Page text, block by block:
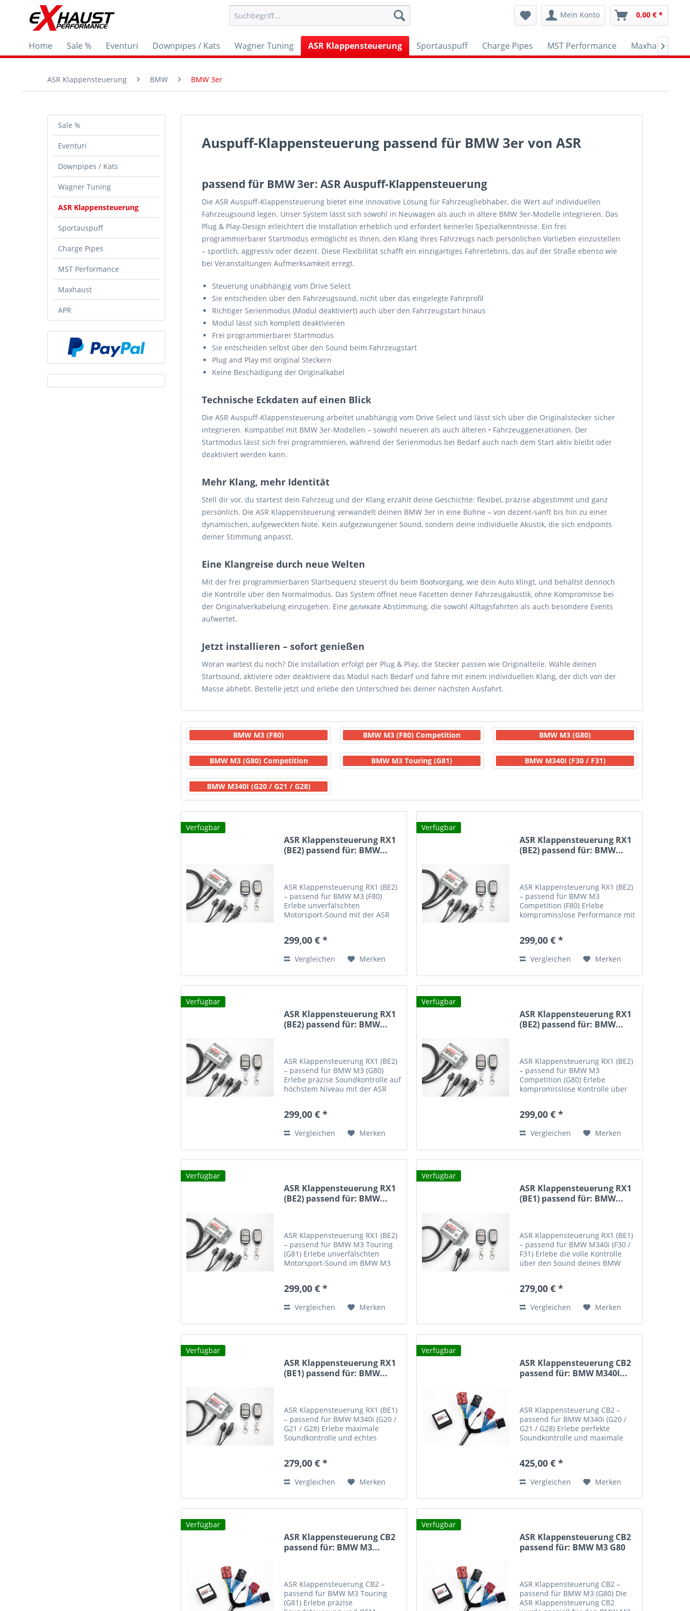
Mein Konto 0,00 € *
Home Sale % Eventuri Downpipes / Kats Wagner Tuning ASR Klappensteuerung Sportauspuff Charge Pipes MST Performance Maxhaust

ASR Klappensteuerung BMW BMW 3er
Sale %
Eventuri
Downpipes / Kats
Wagner Tuning
ASR Klappensteuerung
Sportauspuff
Charge Pipes
MST Performance
Maxhaust
APR
Auspuff-Klappensteuerung passend für BMW 3er von ASR
passend für BMW 3er: ASR Auspuff-Klappensteuerung
Die ASR Auspuff-Klappensteuerung bietet eine innovative Lösung für Fahrzeugliebhaber, die Wert auf individuellen
Fahrzeugsound legen. Unser System lässt sich sowohl in Neuwagen als auch in ältere BMW 3er-Modelle integrieren. Das
Plug & Play-Design erleichtert die Installation erheblich und erfordert keinerlei Spezialkenntnisse. Ein frei
programmierbarer Startmodus ermöglicht es Ihnen, den Klang Ihres Fahrzeugs nach persönlichen Vorlieben einzustellen
– sportlich, aggressiv oder dezent. Diese Flexibilität schafft ein einzigartiges Fahrerlebnis, das auf der Straße ebenso wie
bei Veranstaltungen Aufmerksamkeit erregt.
Steuerung unabhängig vom Drive Select
Sie entscheiden über den Fahrzeugsound, nicht über das eingelegte Fahrprofil
Richtiger Serienmodus (Modul deaktiviert) auch über den Fahrzeugstart hinaus
Modul lässt sich komplett deaktivieren
Frei programmierbarer Startmodus
Sie entscheiden selbst über den Sound beim Fahrzeugstart
Plug and Play mit original Steckern
Keine Beschädigung der Originalkabel
Technische Eckdaten auf einen Blick
Die ASR Auspuff-Klappensteuerung arbeitet unabhängig vom Drive Select und lässt sich über die Originalstecker sicher
integrieren. Kompatibel mit BMW 3er-Modellen – sowohl neueren als auch älteren • Fahrzeuggenerationen. Der
Startmodus lässt sich frei programmieren, während der Serienmodus bei Bedarf auch nach dem Start aktiv bleibt oder
deaktiviert werden kann.
Mehr Klang, mehr Identität
Stell dir vor, du startest dein Fahrzeug und der Klang erzählt deine Geschichte: flexibel, präzise abgestimmt und ganz
persönlich. Die ASR Klappensteuerung verwandelt deinen BMW 3er in eine Bühne – von dezent-sanft bis hin zu einer
dynamischen, aufgeweckten Note. Kein aufgezwungener Sound, sondern deine individuelle Akustik, die sich endpoints
deiner Stimmung anpasst.
Eine Klangreise durch neue Welten
Mit der frei programmierbaren Startsequenz steuerst du beim Bootvorgang, wie dein Auto klingt, und behältst dennoch
die Kontrolle über den Normalmodus. Das System öffnet neue Facetten deiner Fahrzeugakustik, ohne Kompromisse bei
der Originalverkabelung einzugehen. Eine деликate Abstimmung, die sowohl Alltagsfahrten als auch besondere Events
aufwertet.
Jetzt installieren – sofort genießen
Woran wartest du noch? Die Installation erfolgt per Plug & Play, die Stecker passen wie Originalteile. Wähle deinen
Startsound, aktiviere oder deaktiviere das Modul nach Bedarf und fahre mit einem individuellen Klang, der dich von der
Masse abhebt. Bestelle jetzt und erlebe den Unterschied bei deiner nächsten Ausfahrt.
BMW M3 (F80) BMW M3 (F80) Competition BMW M3 (G80)
BMW M3 (G80) Competition BMW M3 Touring (G81) BMW M340I (F30 / F31)
BMW M340I (G20 / G21 / G28)
Verfügbar
ASR Klappensteuerung RX1
(BE2) passend für: BMW...
ASR Klappensteuerung RX1 (BE2)
– passend für BMW M3 (F80)
Erlebe unverfälschten
Motorsport-Sound mit der ASR
M3 (F80) mit zwei elektrischen
diesem...
299,00 € *
Vergleichen Merken
Verfügbar
ASR Klappensteuerung RX1
(BE2) passend für: BMW...
ASR Klappensteuerung RX1 (BE2)
– passend für BMW M3
Competition (F80) Erlebe
kompromisslose Performance mit
Competition (F80) . Diese
Fahrzeuge mit zwei...
299,00 € *
Vergleichen Merken
Verfügbar
ASR Klappensteuerung RX1
(BE2) passend für: BMW...
ASR Klappensteuerung RX1 (BE2)
– passend für BMW M3 (G80)
Erlebe präzise Soundkontrolle auf
höchstem Niveau mit der ASR
mit zwei elektrischen
299,00 € *
Vergleichen Merken
Verfügbar
ASR Klappensteuerung RX1
(BE2) passend für: BMW...
ASR Klappensteuerung RX1 (BE2)
– passend für BMW M3
Competition (G80) Erlebe
kompromisslose Kontrolle über
Klappensteuerung RX1 (BE2) .
wurde speziell...
299,00 € *
Vergleichen Merken
Verfügbar
ASR Klappensteuerung RX1
(BE2) passend für: BMW...
ASR Klappensteuerung RX1 (BE2)
– passend für BMW M3 Touring
(G81) Erlebe unverfälschten
Motorsport-Sound im BMW M3
Dieses hochwertige Steuergerät
mit...
299,00 € *
Vergleichen Merken
Verfügbar
ASR Klappensteuerung RX1
(BE1) passend für: BMW...
ASR Klappensteuerung RX1 (BE1)
– passend für BMW M340i (F30 /
F31) Erlebe die volle Kontrolle
über den Sound deines BMW
Dieses hochwertige Steuergerät
279,00 € *
Vergleichen Merken
Verfügbar
ASR Klappensteuerung RX1
(BE1) passend für: BMW...
ASR Klappensteuerung RX1 (BE1)
– passend für BMW M340i (G20 /
G21 / G28) Erlebe maximale
Soundkontrolle und echtes
entwickelt für den BMW M340i
279,00 € *
Vergleichen Merken
Verfügbar
ASR Klappensteuerung CB2
passend für: BMW M340I...
ASR Klappensteuerung CB2 –
passend für BMW M340i (G20 /
G21 / G28) Erlebe perfekte
Soundkontrolle und maximale
entwickelt für den BMW M340i
innovativen...
425,00 € *
Vergleichen Merken
Verfügbar
ASR Klappensteuerung CB2
passend für: BMW M3...
ASR Klappensteuerung CB2 –
passend für BMW M3 Touring
(G81) Erlebe präzise
Verfügbar
ASR Klappensteuerung CB2
passend für: BMW M3 G80
ASR Klappensteuerung CB2 –
passend für BMW M3 (G80) Die
ASR Klappensteuerung CB2